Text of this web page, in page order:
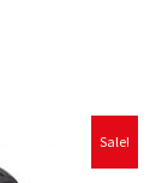
Sale!